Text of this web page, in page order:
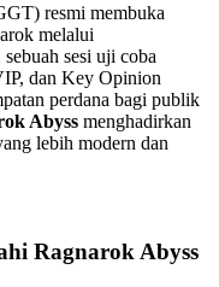
resmi membuka
melalui
sebuah sesi uji coba
dan Key Opinion
perdana bagi publik
Abyss menghadirkan
lebih modern dan
Ragnarok Abyss